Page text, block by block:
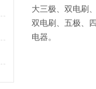
大三极、双电刷
双电刷、五极、
电器。